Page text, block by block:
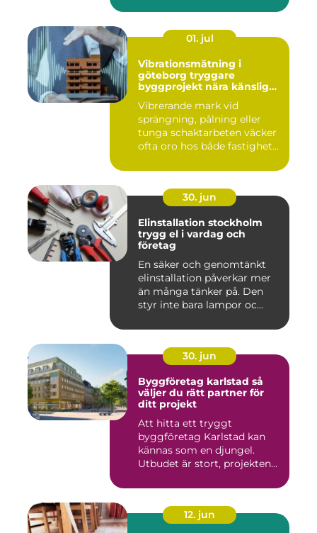
01. jul
Vibrationsmätning i
göteborg tryggare
byggprojekt nära känsliga
Vibrerande mark vid
sprängning, pålning eller
tunga schaktarbeten väcker
ofta oro hos både fastighet...
30. jun
Elinstallation stockholm
trygg el i vardag och
företag
En säker och genomtänkt
elinstallation påverkar mer
än många tänker på. Den
styr inte bara lampor oc...
30. jun
Byggföretag karlstad så
väljer du rätt partner för
ditt projekt
Att hitta ett tryggt
byggföretag Karlstad kan
kännas som en djungel.
Utbudet är stort, projekten
12. jun